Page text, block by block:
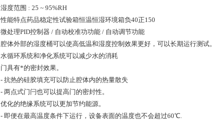
湿度范围 : 25 ~ 95%RH
性能特点药品稳定性试验箱恒温恒湿环境箱负40正150
微处理PID控制器 / 自动校准功功能 / 自动调节功能
腔体外部的湿度桶可以使高低温和湿度控制效果更好，可以长期运行测试。
水循环系统和净化系统可以减少水的消耗
门具有*的密封效果。
- 抗热的硅胶填充可以防止腔体内的热量散失
- 两点式门闩也可以提高门的密封性。
优化的绝缘系统可以更加节约能源。
- 即便在最高温度条件下运行，设备表面的温度也不会超过60℃.